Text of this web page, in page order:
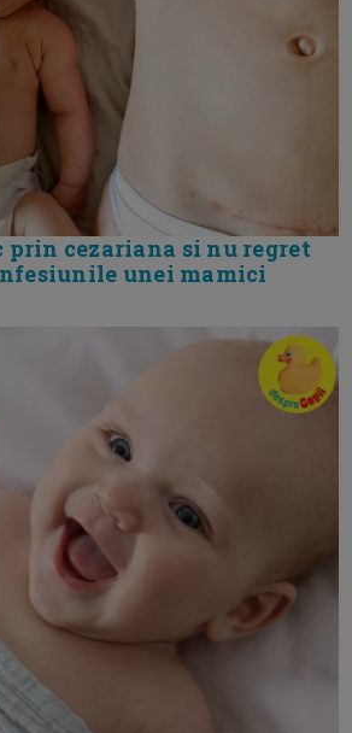
prin cezariana si nu regret
unei mamici